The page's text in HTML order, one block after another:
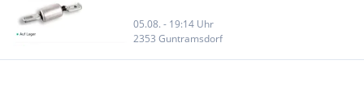
05.08. - 19:14 Uhr
2353 Guntramsdorf